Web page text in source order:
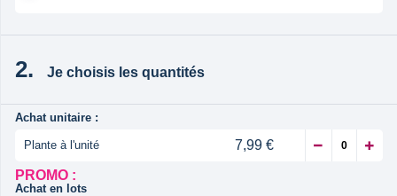
Je choisis les quantités
Achat unitaire :
Plante à l'unité
7,99 €
PROMO :
Achat en lots